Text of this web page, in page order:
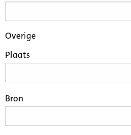
Overige
Plaats
Bron